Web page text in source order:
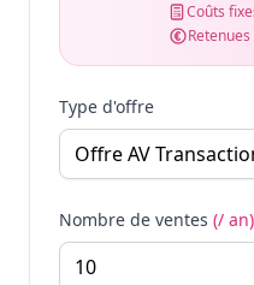
Coûts
Type d'offre
Nombre de ventes (/ an)